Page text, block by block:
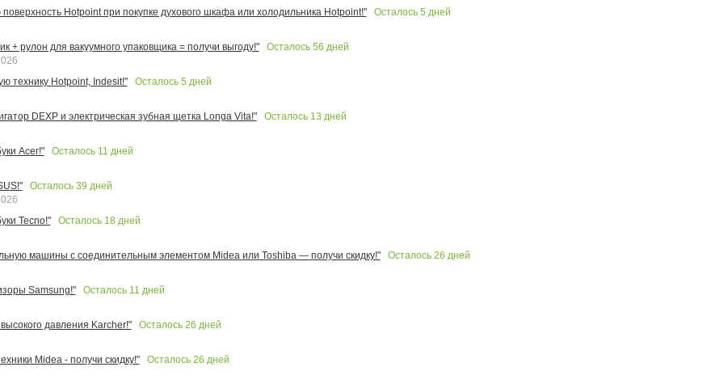
Hotpoint при покупке духового шкафа или холодильника Hotpoint!" Осталось 5 дней
+ рулон для вакуумного упаковщика = получи выгоду!" Осталось 56 дней
технику Hotpoint, Indesit!"
Осталось 5 дней
DEXP и электрическая зубная щетка Longa Vita!" Осталось 13 дней
Acer!" Осталось 11 дней
Осталось 39 дней
Tecno!"
Осталось 18дней
машины с соединительным элементом Midea или Toshiba — получи скидку!" Осталось 26 дней
Samsung!" Осталось 11 дней
давления Karcher!" Осталось 26 дней
Midea - получи скидку!" Осталось 26 дней